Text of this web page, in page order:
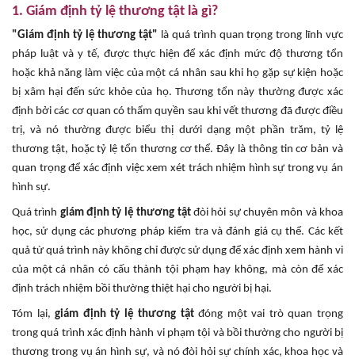
1. Giám định tỷ lệ thương tật là gì?
"Giám định tỷ lệ thương tật" là quá trình quan trọng trong lĩnh vực
pháp luật và y tế, được thực hiện để xác định mức độ thương tổn
hoặc khả năng làm việc của một cá nhân sau khi họ gặp sự kiện hoặc
bị xâm hại đến sức khỏe của họ. Thương tổn này thường được xác
định bởi các cơ quan có thẩm quyền sau khi vết thương đã được điều
trị, và nó thường được biểu thị dưới dạng một phần trăm, tỷ lệ
thương tật, hoặc tỷ lệ tổn thương cơ thể. Đây là thông tin cơ bản và
quan trọng để xác định việc xem xét trách nhiệm hình sự trong vụ án
hình sự.
Quá trình giám định tỷ lệ thương tậtđòi hỏi sự chuyên môn và khoa
học, sử dụng các phương pháp kiểm tra và đánh giá cụ thể. Các kết
quả từ quá trình này không chỉ được sử dụng để xác định xem hành vi
của một cá nhân có cấu thành tội phạm hay không, mà còn để xác
định trách nhiệm bồi thường thiệt hại cho người bị hại.
Tóm lại, giám định tỷ lệ thương tậtđóng một vai trò quan trọng
trong quá trình xác định hành vi phạm tội và bồi thường cho người bị
thương trong vụ án hình sự, và nó đòi hỏi sự chính xác, khoa học và